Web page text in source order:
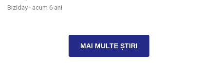
Biziday · acum 6 ani
MAI MULTE ȘTIRI